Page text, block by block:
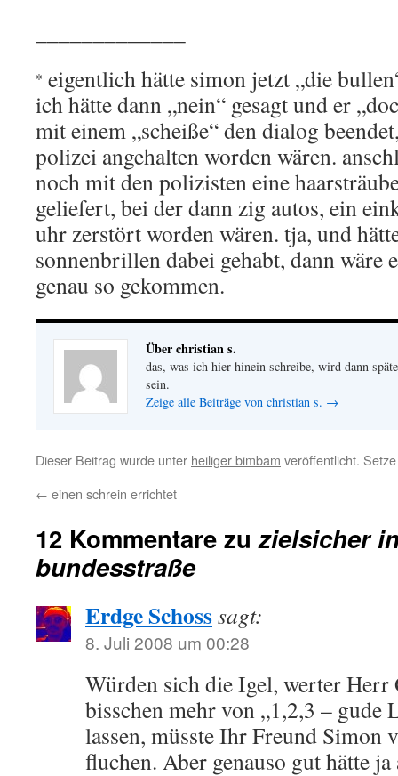
* eigentlich hätte simon jetzt „die
ich hätte dann „nein“ gesagt und er
mit einem „scheiße“ den dialog
polizei angehalten worden wären.
noch mit den polizisten eine
geliefert, bei der dann zig autos, ein
uhr zerstört worden wären. tja, und
sonnenbrillen dabei gehabt, dann wäre
genau so gekommen.
Über christian s.
das, was ich hier hinein schreibe, wird dann
sein.
Zeige alle Beiträge von christian s. →
Dieser Beitrag wurde unter heiliger bimbam veröffentlicht.
← einen schrein errichtet
12 Kommentare zuzielsicher
bundesstraße
Erdge Schosssagt:
8. Juli 2008 um 00:28
Würden sich die Igel, werter
bisschen mehr von „1,2,3 – gude
lassen, müsste Ihr Freund Simon
fluchen. Aber genauso gut hätte